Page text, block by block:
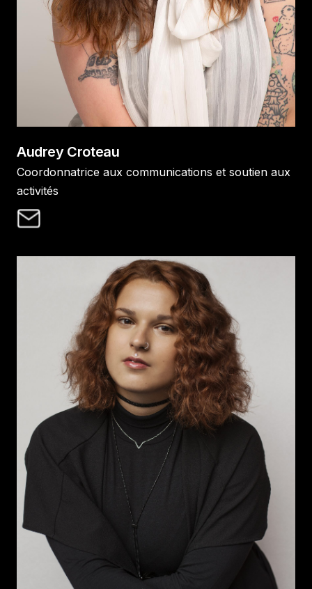
Audrey Croteau
Coordonnatrice aux communications et soutien aux
activités